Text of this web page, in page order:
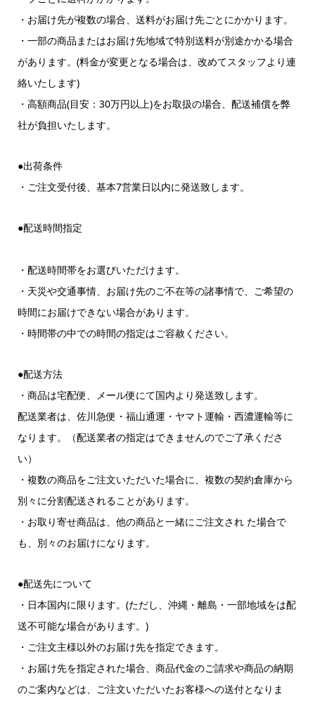
・お届け先が複数の場合、送料がお届け先ごとにかかります。
・一部の商品またはお届け先地域で特別送料が別途かかる場合
があります。(料金が変更となる場合は、改めてスタッフより連
絡いたします)
・高額商品(目安：30万円以上)をお取扱の場合、配送補償を弊
社が負担いたします。
●出荷条件
・ご注文受付後、基本7営業日以内に発送致します。
●配送時間指定
・配送時間帯をお選びいただけます。
・天災や交通事情、お届け先のご不在等の諸事情で、ご希望の
時間にお届けできない場合があります。
・時間帯の中での時間の指定はご容赦ください。
●配送方法
・商品は宅配便、メール便にて国内より発送致します。
配送業者は、佐川急便・福山通運・ヤマト運輸・西濃運輸等に
なります。（配送業者の指定はできませんのでご了承くださ
い）
・複数の商品をご注文いただいた場合に、複数の契約倉庫から
別々に分割配送されることがあります。
・お取り寄せ商品は、他の商品と一緒にご注文され た場合で
も、別々のお届けになります。
●配送先について
・日本国内に限ります。(ただし、沖縄・離島・一部地域をは配
送不可能な場合があります。)
・ご注文主様以外のお届け先を指定できます。
・お届け先を指定された場合、商品代金のご請求や商品の納期
のご案内などは、ご注文いただいたお客様への送付となりま